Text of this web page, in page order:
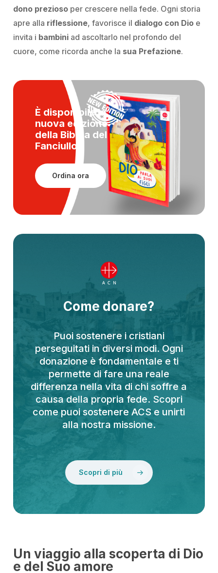
dono preziosoper crescere nella fede. Ogni storia
apre alla riflessione, favorisce il dialogo con Dioe
invita i bambiniad ascoltarlo nel profondo del
cuore, come ricorda anche la sua Prefazione.
È disponibile la
nuova edizione
della Bibbia del
Fanciullo!
Ordina ora
Come donare?
Puoi sostenere i cristiani
perseguitati in diversi modi. Ogni
donazione è fondamentale e ti
permette di fare una reale
differenza nella vita di chi soffre a
causa della propria fede. Scopri
come puoi sostenere ACS e unirti
alla nostra missione.
Scopri di più
Un viaggio alla scoperta di Dio
e del Suo amore